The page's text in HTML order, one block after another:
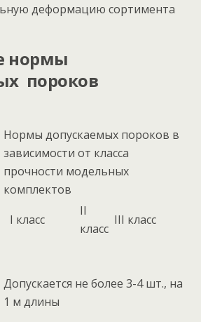
деформацию сортимента
нормы
пороков
Нормы допускаемых пороков в
зависимости от класса
прочности модельных
комплектов
I класс
II
класс
III класс
Допускается не более 3-4 шт., на
1 м длины